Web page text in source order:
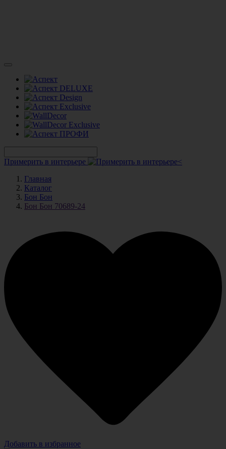
Примерить в интерьере
Главная
Каталог
Бон Бон
Бон Бон 70689-24
Добавить в избранное